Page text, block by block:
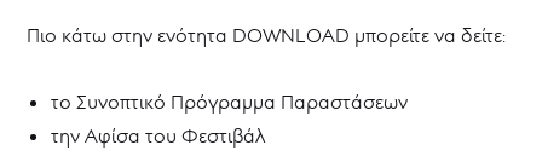
Πιο κάτω στην ενότητα DOWNLOAD μπορείτε να δείτε:
το Συνοπτικό Πρόγραμμα Παραστάσεων
την Αφίσα του Φεστιβάλ